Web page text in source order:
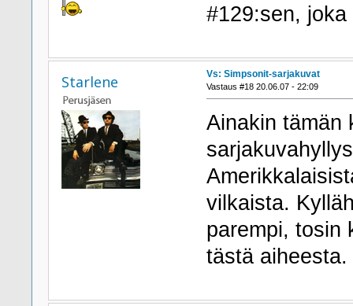
#129:sen,
Starlene Vs: Simpsonit-sarjakuvat
Vastaus #18 20.06.07 - 22:09
Ainakin tämän
vilkaista.
parempi, tosin
tästä aiheesta.